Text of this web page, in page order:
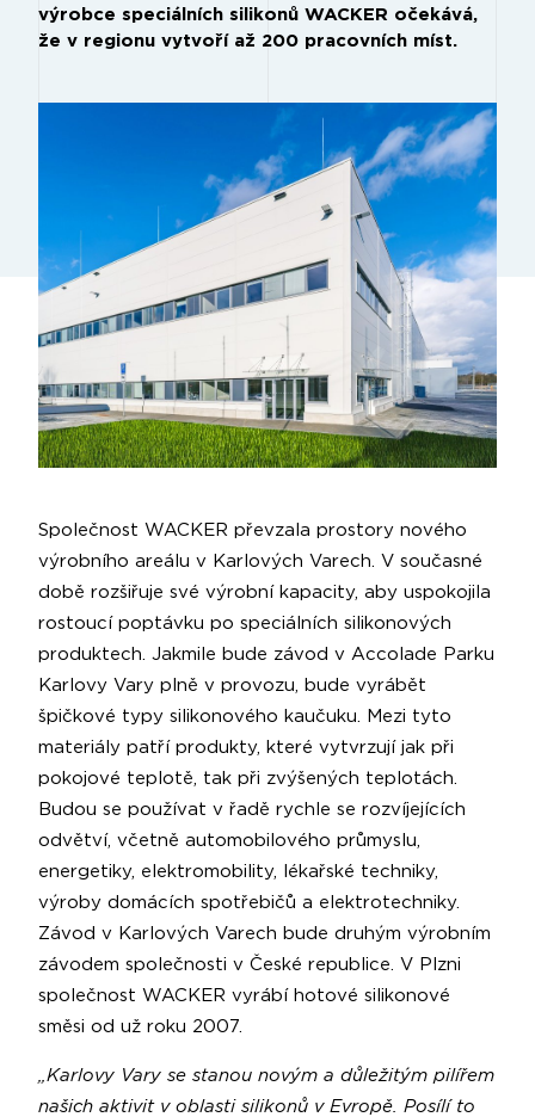
výrobce speciálních silikonů WACKER očekává,
že v regionu vytvoří až 200 pracovních míst.
Společnost WACKER převzala prostory nového
výrobního areálu v Karlových Varech. V současné
době rozšiřuje své výrobní kapacity, aby uspokojila
rostoucí poptávku po speciálních silikonových
produktech. Jakmile bude závod v Accolade Parku
Karlovy Vary plně v provozu, bude vyrábět
špičkové typy silikonového kaučuku. Mezi tyto
materiály patří produkty, které vytvrzují jak při
pokojové teplotě, tak při zvýšených teplotách.
Budou se používat v řadě rychle se rozvíjejících
odvětví, včetně automobilového průmyslu,
energetiky, elektromobility, lékařské techniky,
výroby domácích spotřebičů a elektrotechniky.
Závod v Karlových Varech bude druhým výrobním
závodem společnosti v České republice. V Plzni
společnost WACKER vyrábí hotové silikonové
směsi od už roku 2007.
„Karlovy Vary se stanou novým a důležitým pilířem
našich aktivit v oblasti silikonů v Evropě. Posílí to